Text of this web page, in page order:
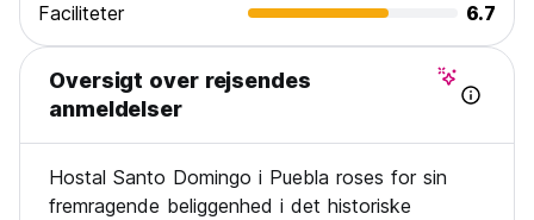
Faciliteter
6.7
Oversigt over rejsendes
anmeldelser
Hostal Santo Domingo i Puebla roses for sin
fremragende beliggenhed i det historiske